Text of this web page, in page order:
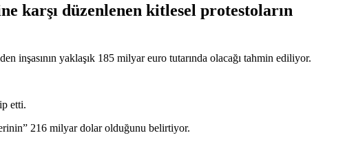
karşı düzenlenen kitlesel protestoların
inşasının yaklaşık 185 milyar euro tutarında olacağı tahmin ediliyor.
etti.
216 milyar dolar olduğunu belirtiyor.